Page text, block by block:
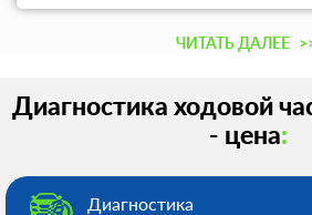
высокоточным оборудованием, что
находить проблемные очаги и
ЧИТАТЬ ДАЛЕЕ
Диагностика ходовой
- цена:
Диагностика